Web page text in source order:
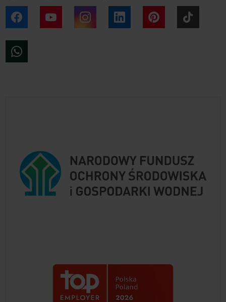
Facebook YouTube Instagram LinkedIn Pinterest